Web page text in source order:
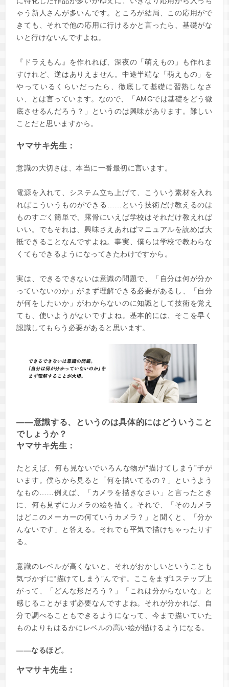
ゃう新人さんが多いんです。ところが結局、この応用がで
きても、それで他の応用に行けるかと言ったら、基礎がな
いと行けないんですよね。
『ドラえもん』を作れれば、深夜の「萌えもの」も作れま
すけれど、逆はありえません。中途半端な「萌えもの」を
やっているくらいだったら、徹底して基礎に習熟しなさ
い、とは言っています。なので、「AMGでは基礎をどう徹
底させるんだろう？」というのは興味があります。難しい
ことだと思いますから。
ヤマサキ先生：
意識の大切さは、本当に一番最初に言います。
電源を入れて、システム立ち上げて、こういう素材を入れ
ればこういうものができる……という技術だけ教えるのは
ものすごく簡単で、露骨にいえば学校はそれだけ教えれば
いい。でもそれは、興味さえあればマニュアルを読めば大
抵できることなんですよね。事実、僕らは学校で教わらな
くてもできるようになってきたわけですから。
実は、できるできないは意識の問題で、「自分は何が分か
っていないのか」がまず理解できる必要があるし、「自分
が何をしたいか」がわからないのに知識として技術を覚え
ても、使いようがないですよね。基本的には、そこを早く
認識してもらう必要があると思います。
――意識する、というのは具体的にはどういうこと
でしょうか？
ヤマサキ先生：
たとえば、何も見ないでいろんな物が“描けてしまう”子が
います。僕らから見ると「何を描いてるの？」というよう
なもの……例えば、「カメラを描きなさい」と言ったとき
に、何も見ずにカメラの絵を描く。それで、「そのカメラ
はどこのメーカーの何ていうカメラ？」と聞くと、「分か
んないです」と答える。それでも平気で描けちゃったりす
る。
意識のレベルが高くないと、それがおかしいということも
気づかずに“描けてしまう”んです。ここをまず1ステップ上
がって、「どんな形だろう？」「これは分からないな」と
感じることがまず必要なんですよね。それが分かれば、自
分で調べることもできるようになって、今まで描いていた
ものよりもはるかにレベルの高い絵が描けるようになる。
――なるほど。
ヤマサキ先生：